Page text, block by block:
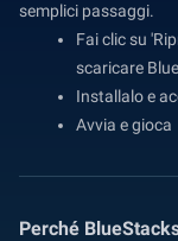
semplici passaggi.
Fai clic su
scaricare
Installalo e
Avvia e gioca
Perché